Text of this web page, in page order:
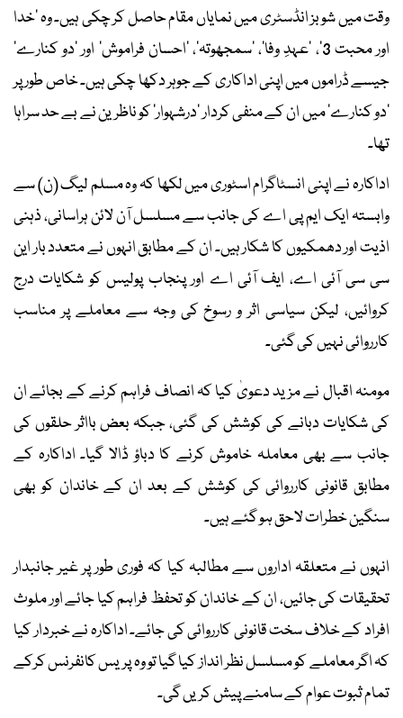
وقت میں شوبز انڈسٹری میں نمایاں مقام حاصل کر چکی ہیں۔ وہ ’خدا
اور محبت 3‘، ’عہدِ وفا‘، ’سمجھوتہ‘، ’احسان فراموش‘ اور ’دو کنارے‘
جیسے ڈراموں میں اپنی اداکاری کے جوہر دکھا چکی ہیں۔ خاص طور پر
’دو کنارے‘ میں ان کے منفی کردار ’درشہوار‘ کو ناظرین نے بے حد سراہا
تھا۔
اداکارہ نے اپنی انسٹاگرام اسٹوری میں لکھا کہ وہ مسلم لیگ (ن) سے
وابستہ ایک ایم پی اے کی جانب سے مسلسل آن لائن ہراسانی، ذہنی
اذیت اور دھمکیوں کا شکار ہیں۔ ان کے مطابق انہوں نے متعدد بار این
سی سی آئی اے، ایف آئی اے اور پنجاب پولیس کو شکایات درج
کروائیں، لیکن سیاسی اثر و رسوخ کی وجہ سے معاملے پر مناسب
کارروائی نہیں کی گئی۔
مومنہ اقبال نے مزید دعویٰ کیا کہ انصاف فراہم کرنے کے بجائے ان
کی شکایات دبانے کی کوشش کی گئی، جبکہ بعض بااثر حلقوں کی
جانب سے بھی معاملہ خاموش کرنے کا دباؤ ڈالا گیا۔ اداکارہ کے
مطابق قانونی کارروائی کی کوشش کے بعد ان کے خاندان کو بھی
سنگین خطرات لاحق ہو گئے ہیں۔
انہوں نے متعلقہ اداروں سے مطالبہ کیا کہ فوری طور پر غیر جانبدار
تحقیقات کی جائیں، ان کے خاندان کو تحفظ فراہم کیا جائے اور ملوث
افراد کے خلاف سخت قانونی کارروائی کی جائے۔ اداکارہ نے خبردار کیا
کہ اگر معاملے کو مسلسل نظر انداز کیا گیا تو وہ پریس کانفرنس کرکے
تمام ثبوت عوام کے سامنے پیش کریں گی۔